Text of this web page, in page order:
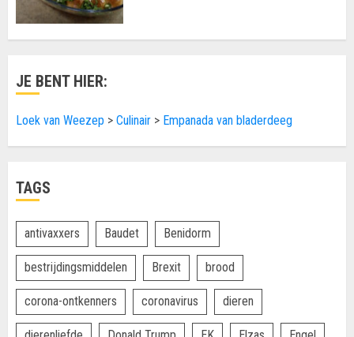
JE BENT HIER:
Loek van Weezep > Culinair > Empanada van bladerdeeg
TAGS
antivaxxers Baudet Benidorm
bestrijdingsmiddelen Brexit brood
corona-ontkenners coronavirus dieren